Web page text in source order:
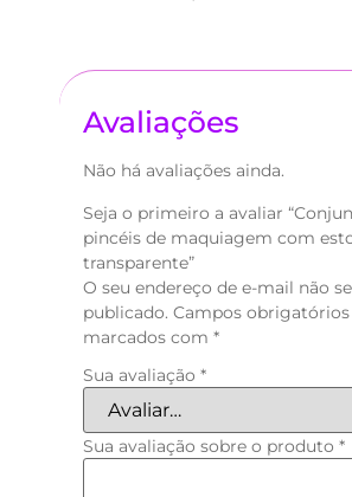
Avaliações
Não há avaliações ainda.
Seja o primeiro a avaliar
pincéis de maquiagem com
transparente”
O seu endereço de e-mail não
publicado. Campos obrigatórios
marcados com *
Sua avaliação *
Sua avaliação sobre o produto *